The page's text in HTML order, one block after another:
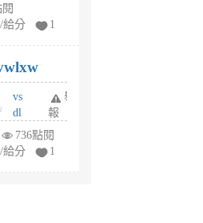
tu
6
個
月
前
給分
1
vs
dl
sq
fy
舉
報
736點閱
給分
1